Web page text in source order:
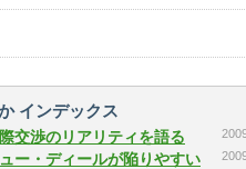
インデックス
交渉のリアリティを語る
ー・ディールが陥りやすい